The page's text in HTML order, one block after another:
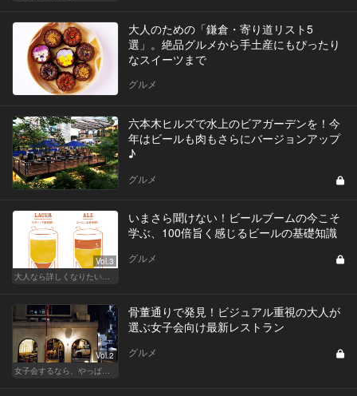
大人のための「鎌倉・寄り道リスト5
選」。絶品グルメから手土産にもぴったり
なスイーツまで
グルメ
六本木ヒルズで水上のビアガーデンを！今
年はビールも肉もさらにバージョンアップ
♪
グルメ
Vol.3
大人なら詳しくなりたい、お酒の基礎知識
いまさら聞けない！ビールブームの今こそ
学ぶ、100倍旨く感じるビールの基礎知識
グルメ
Vol.2
女子会するなら、やっぱり表参道！
骨董通りで発見！ビジュアル重視の大人が
選ぶ女子会向け最新レストラン
グルメ